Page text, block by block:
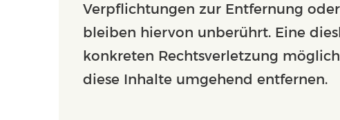
Verpflichtungen zur Entfernung
bleiben hiervon unberührt. Eine
konkreten Rechtsverletzung
diese Inhalte umgehend entfernen.